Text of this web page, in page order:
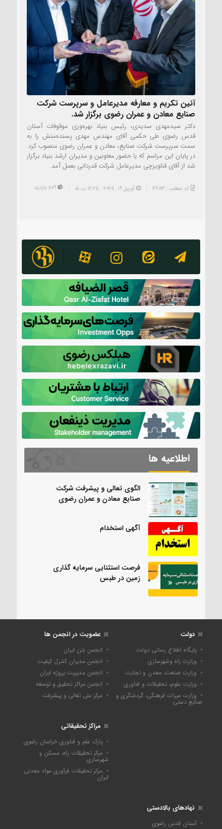
آئین تکریم و معارفه مدیرعامل و سرپرست شرکت
صنایع معادن و عمران رضوی برگزار شد.
دکتر سیدمهدی سدیدی، رئیس بنیاد بهره‌وری موقوفات آستان
قدس رضوی طی حکمی آقای مهندس مهدی پسنده‌منش را به
سمت سرپرست شرکت صنایع، معادن و عمران رضوی منصوب کرد.
در پایان این مراسم که با حضور معاونین و مدیران ارشد بنیاد برگزار
شد از آقای قناویزچی مدیرعامل شرکت قدردانی بعمل آمد.
کد مطلب : 4683 آوریل 19, 2025 - 12:25 ب.ظ
اطلاعیه ها
الگوی تعالی و پیشرفت شرکت
صنایع معادن و عمران رضوی
آگهی استخدام
فرصت استثنایی سرمایه گذاری
زمین در طبس
دولت
پایگاه اطلاع رسانی دولت
وزارت راه وشهرسازی
وزارت صنعت، معدن و تجارت
وزارت علوم، تحقیقات و فناوری
وزارت میراث فرهنگی، گردشگری و
صنایع دستی
عضویت در انجمن ها
انجمن بتن ایران
انجمن مدیران کنترل کیفیت
انجمن مدیریت پروژه ایران
انجمن مراکز تحقیق و توسعه
مرکز ملی تعالی و پیشرفت
مراکز تحقیقاتی
پارک علم و فناوری خراسان رضوی
مرکز تحقیقات راه، مسکن و
شهرسازی
مرکز تحقیقات فرآوری مواد معدنی
ایران
نهادهای بالادستی
آستان قدس رضوی